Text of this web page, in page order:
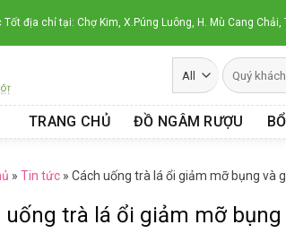
Tốt địa chỉ tại: Chợ Kim, X.Púng Luông, H. Mù Cang Chải,
TRANG CHỦ ĐỒ NGÂM RƯỢU
» Tin tức » Cách uống trà lá ổi giảm mỡ bụng và
uống trà lá ổi giảm mỡ